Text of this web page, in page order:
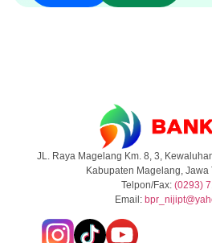
JL. Raya Magelang Km. 8, 3,
Kabupaten Magelang, Jawa
Telpon/Fax: (0293)
Email: b